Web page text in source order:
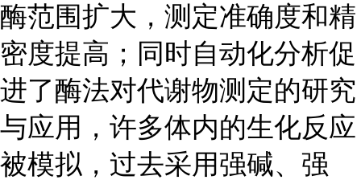
酶范围扩大，测定准确度和精
密度提高；同时自动化分析促
进了酶法对代谢物测定的研究
与应用，许多体内的生化反应
被模拟，过去采用强碱、强